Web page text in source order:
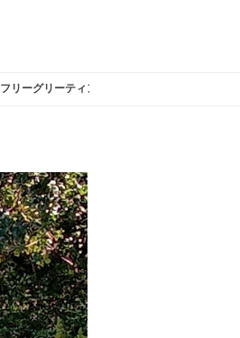
フリーグリーティング